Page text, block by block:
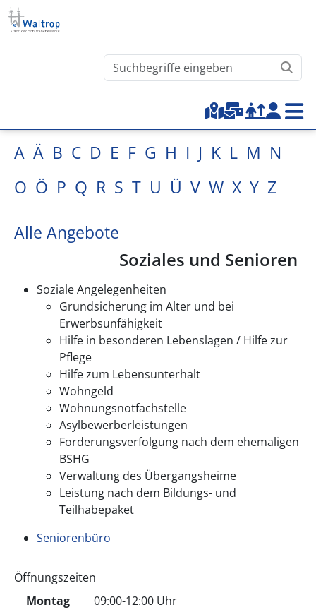
Direkt zum Inhalt
Waltrop.de durchsuchen
Top-Menu
A Ä B C D E F G H I J K L M N
O Ö P Q R S T U Ü V W X Y Z
Alle Angebote
Soziales und Senioren
Soziale Angelegenheiten
Grundsicherung im Alter und bei
Erwerbsunfähigkeit
Hilfe in besonderen Lebenslagen / Hilfe zur
Pflege
Hilfe zum Lebensunterhalt
Wohngeld
Wohnungsnotfachstelle
Asylbewerberleistungen
Forderungsverfolgung nach dem ehemaligen
BSHG
Verwaltung des Übergangsheime
Leistung nach dem Bildungs- und
Teilhabepaket
Seniorenbüro
Öffnungszeiten
Montag
09:00-12:00 Uhr